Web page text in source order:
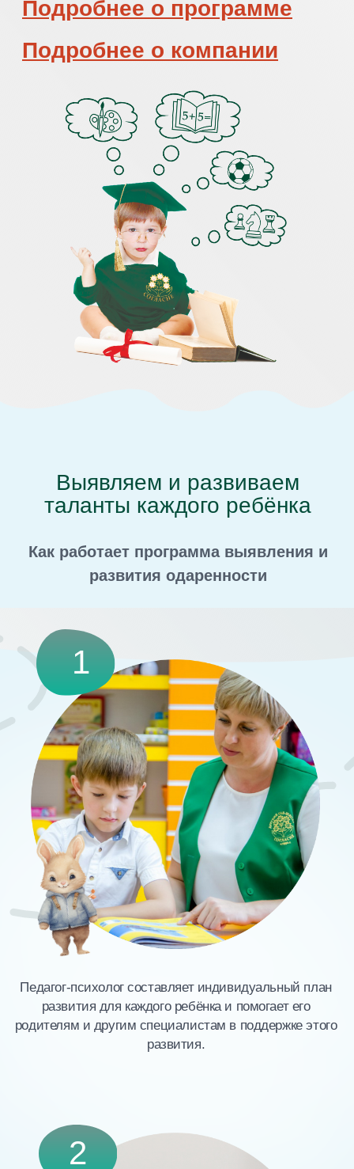
Педагог-психолог составляет индивидуальный план
развития для каждого ребёнка и помогает его
родителям и другим специалистам в поддержке этого
развития.
В процессе воспитания и обучения ребёнок учится
вырабатывать потребность развивать свои природные
Богатая предметно-развивающая среда стимулирует
самую разнообразную деятельность ребенка,
обеспечивает возможность развития и проявления его
творческой активности.
3
4